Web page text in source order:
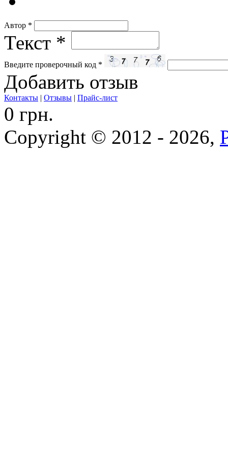
Автор *
Текст *
Введите проверочный код *
Добавить отзыв
Контакты | Отзывы | Прайс-лист
0 грн.
Copyright © 2012 - 2026,